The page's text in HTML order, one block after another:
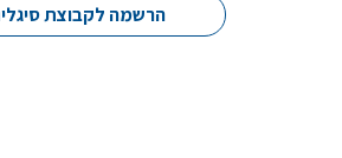
הרשמה לקבוצת